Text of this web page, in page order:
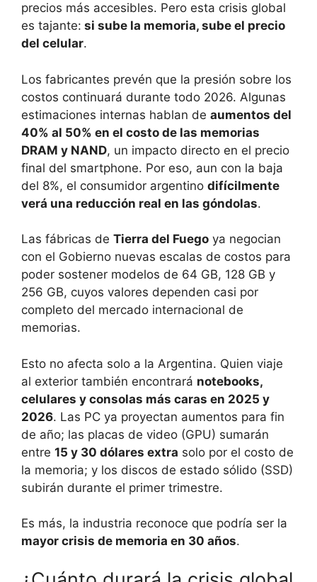
precios más accesibles. Pero esta crisis global
es tajante: si sube la memoria, sube el precio
del celular.
Los fabricantes prevén que la presión sobre los
costos continuará durante todo 2026. Algunas
estimaciones internas hablan de aumentos del
40% al 50% en el costo de las memorias
DRAM y NAND, un impacto directo en el precio
final del smartphone. Por eso, aun con la baja
del 8%, el consumidor argentino difícilmente
verá una reducción real en las góndolas.
Las fábricas de Tierra del Fuego ya negocian
con el Gobierno nuevas escalas de costos para
poder sostener modelos de 64 GB, 128 GB y
256 GB, cuyos valores dependen casi por
completo del mercado internacional de
memorias.
Esto no afecta solo a la Argentina. Quien viaje
al exterior también encontrará notebooks,
celulares y consolas más caras en 2025 y
2026. Las PC ya proyectan aumentos para fin
de año; las placas de video (GPU) sumarán
entre 15 y 30 dólares extra solo por el costo de
la memoria; y los discos de estado sólido (SSD)
subirán durante el primer trimestre.
Es más, la industria reconoce que podría ser la
mayor crisis de memoria en 30 años.